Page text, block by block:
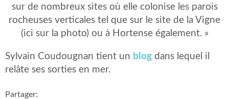
sur de nombreux sites où elle colonise les parois
rocheuses verticales tel que sur le site de la Vigne
(ici sur la photo) ou à Hortense également. »
Sylvain Coudougnan tient un blog dans lequel il
relâte ses sorties en mer.
Partager: